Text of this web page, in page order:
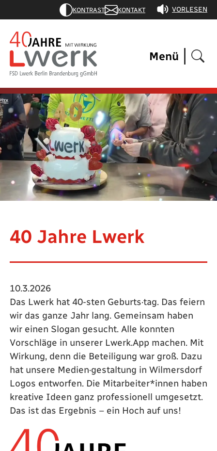
VORLESEN
KONTRAST KONTAKT
Menü
40 Jahre Lwerk
10.3.2026
Das Lwerk hat 40-sten Geburts·tag. Das feiern
wir das ganze Jahr lang. Gemeinsam haben
wir einen Slogan gesucht. Alle konnten
Vorschläge in unserer Lwerk.App machen. Mit
Wirkung, denn die Beteiligung war groß. Dazu
hat unsere Medien·gestaltung in Wilmersdorf
Logos entworfen. Die Mitarbeiter*innen haben
kreative Ideen ganz professionell umgesetzt.
Das ist das Ergebnis – ein Hoch auf uns!